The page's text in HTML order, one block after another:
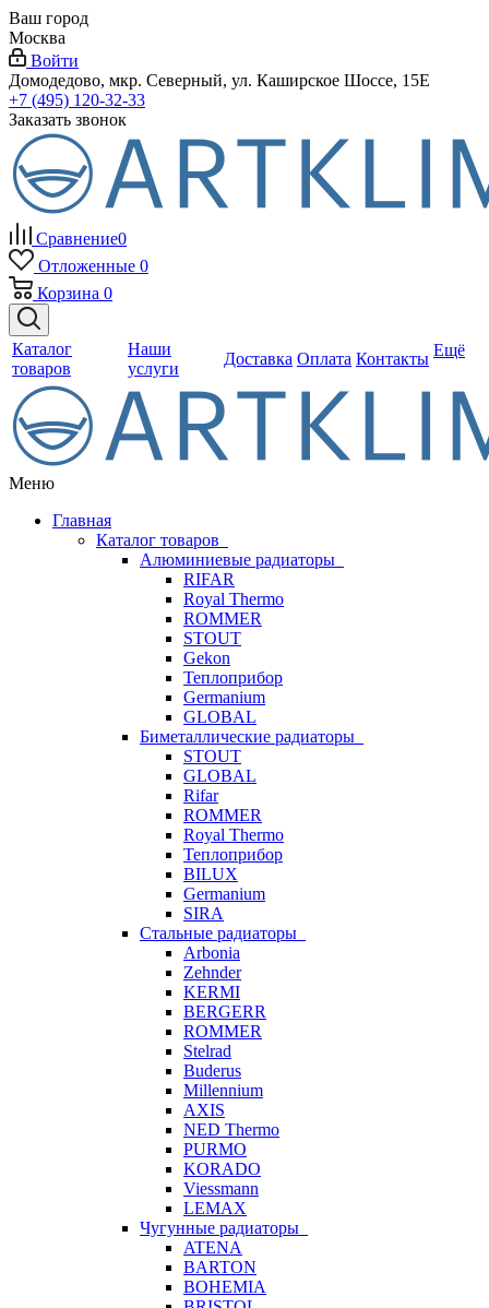
Ваш город
Москва
Войти
Домодедово, мкр. Северный, ул. Каширское Шоссе, 15Е
+7 (495) 120-32-33
Заказать звонок
Сравнение0
Отложенные 0
Корзина 0
Каталог
товаров
Наши
услуги
Доставка Оплата Контакты Ещё
Меню
Главная
Каталог товаров
Алюминиевые радиаторы
RIFAR
Royal Thermo
ROMMER
STOUT
Gekon
Теплоприбор
Germanium
GLOBAL
Биметаллические радиаторы
STOUT
GLOBAL
Rifar
ROMMER
Royal Thermo
Теплоприбор
BILUX
Germanium
SIRA
Стальные радиаторы
Arbonia
Zehnder
KERMI
BERGERR
ROMMER
Stelrad
Buderus
Millennium
AXIS
NED Thermo
PURMO
KORADO
Viessmann
LEMAX
Чугунные радиаторы
ATENA
BARTON
BOHEMIA